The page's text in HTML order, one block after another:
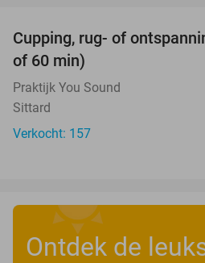
Cupping, rug- of
of 60 min)
Praktijk You Sound
Sittard
Verkocht: 157
Ontdek de